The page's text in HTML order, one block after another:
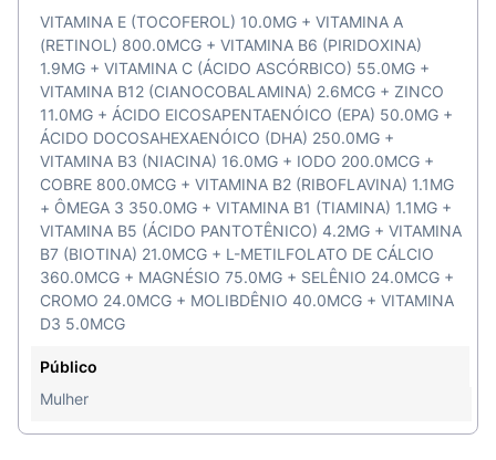
VITAMINA E (TOCOFEROL) 10.0MG + VITAMINA A
(RETINOL) 800.0MCG + VITAMINA B6 (PIRIDOXINA)
1.9MG + VITAMINA C (ÁCIDO ASCÓRBICO) 55.0MG +
VITAMINA B12 (CIANOCOBALAMINA) 2.6MCG + ZINCO
11.0MG + ÁCIDO EICOSAPENTAENÓICO (EPA) 50.0MG +
ÁCIDO DOCOSAHEXAENÓICO (DHA) 250.0MG +
VITAMINA B3 (NIACINA) 16.0MG + IODO 200.0MCG +
COBRE 800.0MCG + VITAMINA B2 (RIBOFLAVINA) 1.1MG
+ ÔMEGA 3 350.0MG + VITAMINA B1 (TIAMINA) 1.1MG +
VITAMINA B5 (ÁCIDO PANTOTÊNICO) 4.2MG + VITAMINA
B7 (BIOTINA) 21.0MCG + L-METILFOLATO DE CÁLCIO
360.0MCG + MAGNÉSIO 75.0MG + SELÊNIO 24.0MCG +
CROMO 24.0MCG + MOLIBDÊNIO 40.0MCG + VITAMINA
D3 5.0MCG
Público
Mulher